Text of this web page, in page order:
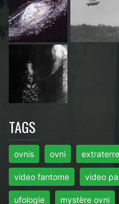
TAGS
ovnis ovni
video fantome video
ufologie mystère ovni